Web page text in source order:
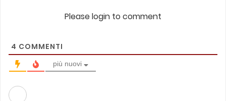
Please login to comment
4 COMMENTI
più nuovi